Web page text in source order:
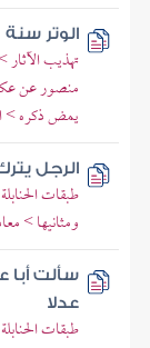
الوتر سنة
تهذيب
منصور عن
يمض ذكره >
الرجل
طبقات
ومثانيها >
سألت أبا
عدلا
طبقات